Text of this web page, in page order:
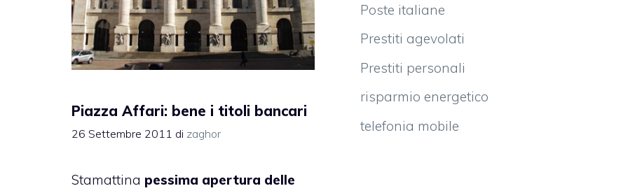
Piazza Affari: bene i titoli bancari
26 Settembre 2011 di zaghor
Stamattina pessima apertura delle
Poste italiane
Prestiti agevolati
Prestiti personali
risparmio energetico
telefonia mobile